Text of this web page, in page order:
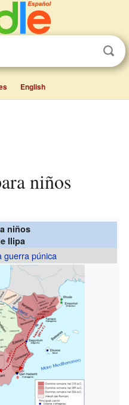
English
niños
niños
Ilipa
guerra púnica